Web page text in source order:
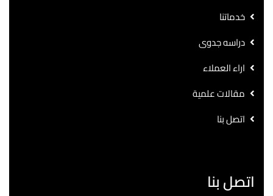
خدماتنا
دراسه جدوى
اراء العملاء
مقالات علمية
اتصل بنا
اتصل بنا